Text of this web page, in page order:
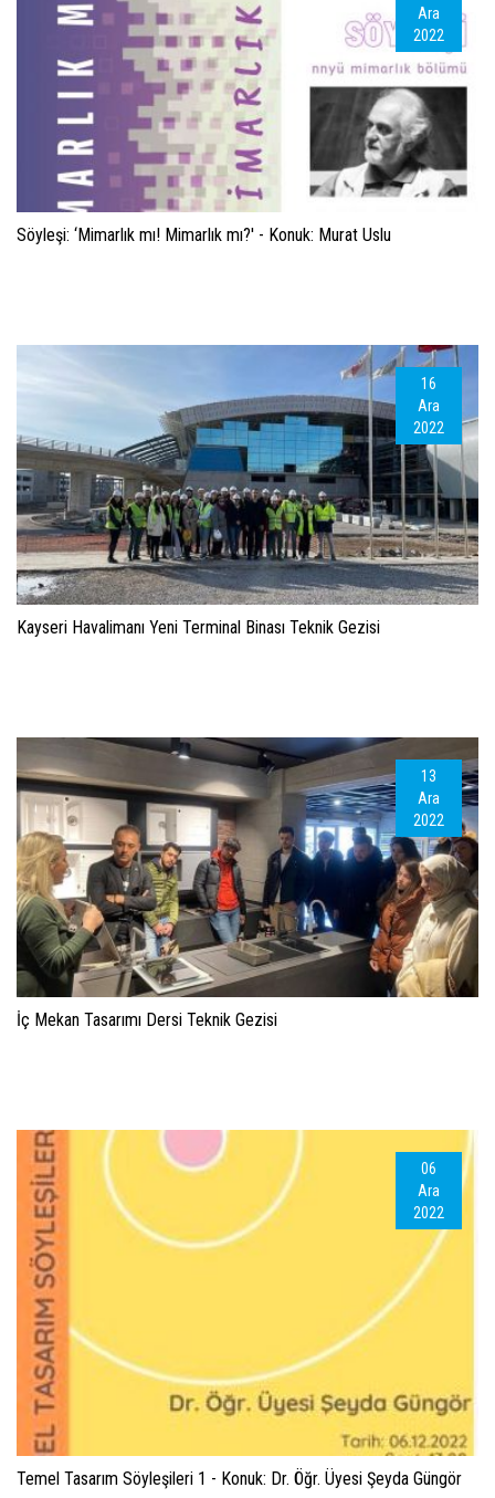
Ara
2022
Söyleşi: ‘Mimarlık mı! Mimarlık mı?' - Konuk: Murat Uslu
16
Ara
2022
Kayseri Havalimanı Yeni Terminal Binası Teknik Gezisi
13
Ara
2022
İç Mekan Tasarımı Dersi Teknik Gezisi
06
Ara
2022
Temel Tasarım Söyleşileri 1 - Konuk: Dr. Öğr. Üyesi Şeyda Güngör